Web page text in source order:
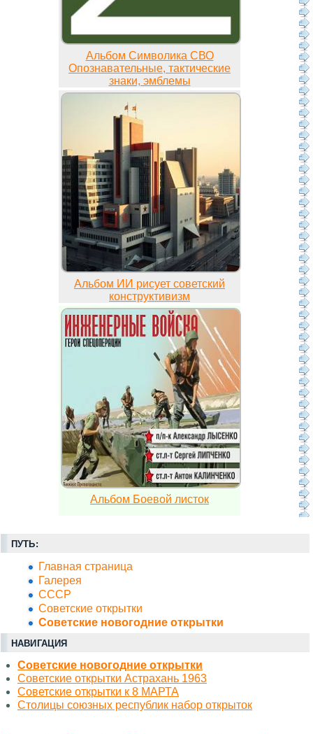
Альбом Символика СВО
Опознавательные, тактические
знаки, эмблемы
Альбом ИИ рисует советский
конструктивизм
Альбом Боевой листок
ПУТЬ:
Главная страница
Галерея
СССР
Советские открытки
Советские новогодние открытки
НАВИГАЦИЯ
Советские новогодние открытки
Советские открытки Астрахань 1963
Советские открытки к 8 МАРТА
Столицы союзных республик набор открыток